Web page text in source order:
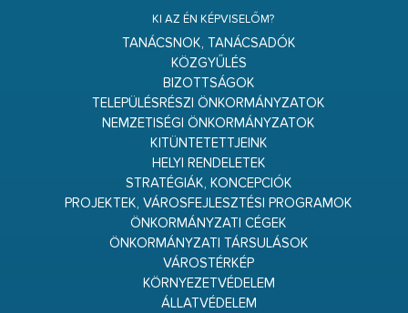
KI AZ ÉN KÉPVISELŐM?
TANÁCSNOK, TANÁCSADÓK
KÖZGYŰLÉS
BIZOTTSÁGOK
TELEPÜLÉSRÉSZI ÖNKORMÁNYZATOK
NEMZETISÉGI ÖNKORMÁNYZATOK
KITÜNTETETTJEINK
HELYI RENDELETEK
STRATÉGIÁK, KONCEPCIÓK
PROJEKTEK, VÁROSFEJLESZTÉSI PROGRAMOK
ÖNKORMÁNYZATI CÉGEK
ÖNKORMÁNYZATI TÁRSULÁSOK
VÁROSTÉRKÉP
KÖRNYEZETVÉDELEM
ÁLLATVÉDELEM